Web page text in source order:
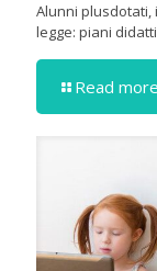
Alunni plusdotati,
legge: piani
Read more